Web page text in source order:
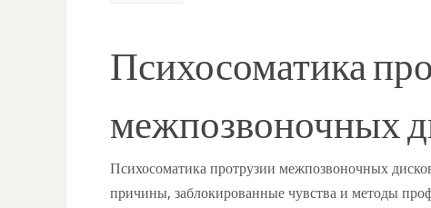
Психосоматика
межпозвоночных
Психосоматика протрузии межпозвоночных
причины, заблокированные чувства и методы